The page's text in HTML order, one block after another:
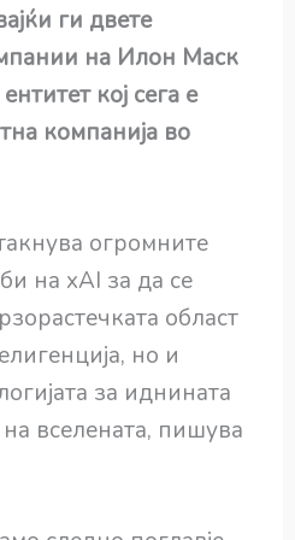
ги двете
на Илон Маск
кој сега е
компанија во
огромните
на xAI за да се
област
но и
за иднината
вселената, пишува